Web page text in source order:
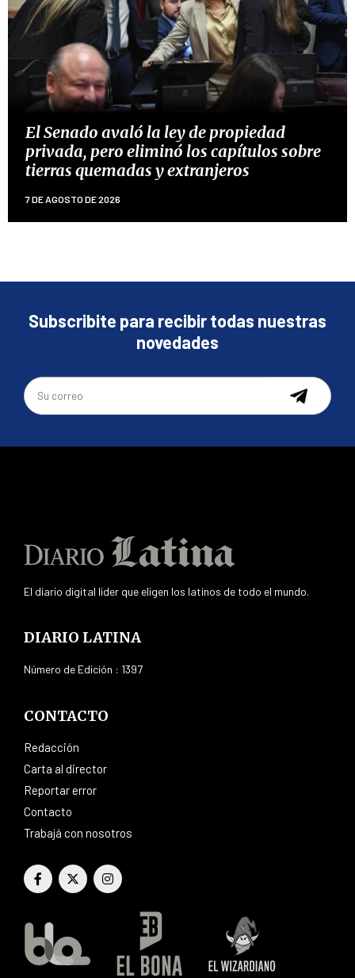
El Senado avaló la ley de propiedad
privada, pero eliminó los capítulos sobre
tierras quemadas y extranjeros
7 DE AGOSTO DE 2026
Subscribite para recibir todas nuestras
novedades
El diario digital líder que eligen los latinos de todo el mundo.
DIARIO LATINA
Número de Edición : 1397
CONTACTO
Redacción
Carta al director
Reportar error
Contacto
Trabajá con nosotros